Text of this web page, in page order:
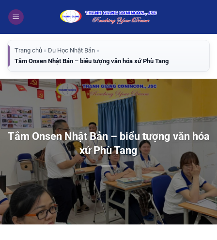
qua
dung
Trang chủ » Du Học Nhật Bản »
Tắm Onsen Nhật Bản – biểu tượng văn hóa xứ Phù Tang
Tắm Onsen Nhật Bản – biểu tượng văn hóa
xứ Phù Tang